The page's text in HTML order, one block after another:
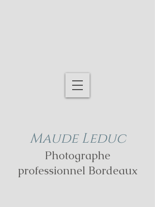
Maude Leduc
Photographe
professionnel Bordeaux